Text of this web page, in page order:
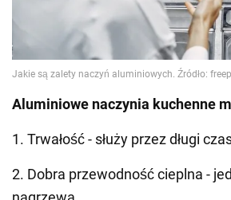
Aluminiowe naczynia kuchenne
1. Trwałość - służy przez długi
2. Dobra przewodność cieplna -